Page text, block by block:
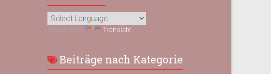
Powered by Translate
Beiträge nach Kategorie